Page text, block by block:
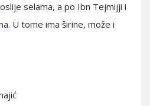
selama, a po Ibn Tejmijji i
U tome ima širine, može i